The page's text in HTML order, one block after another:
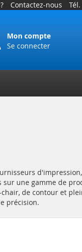
Contactez-nous Tél.
Mon compte
Se connecter
une gamme de
de contour et
précision.